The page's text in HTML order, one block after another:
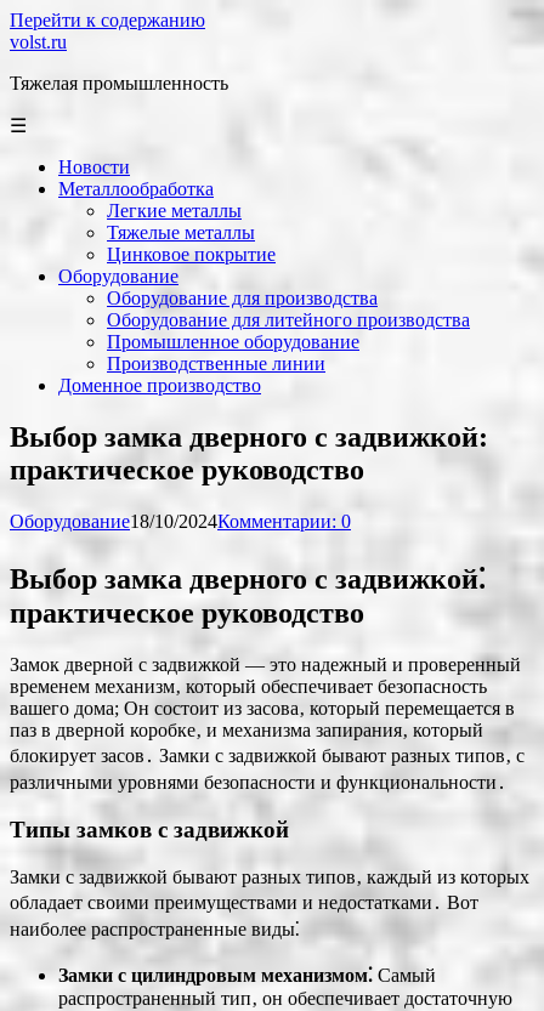
Перейти к содержанию
volst.ru
Тяжелая промышленность
☰
Новости
Металлообработка
Легкие металлы
Тяжелые металлы
Цинковое покрытие
Оборудование
Оборудование для производства
Оборудование для литейного производства
Промышленное оборудование
Производственные линии
Доменное производство
Выбор замка дверного с задвижкой:
практическое руководство
Оборудование18/10/2024Комментарии: 0
Выбор замка дверного с задвижкой⁚
практическое руководство
Замок дверной с задвижкой — это надежный и проверенный
временем механизм‚ который обеспечивает безопасность
вашего дома; Он состоит из засова‚ который перемещается в
паз в дверной коробке‚ и механизма запирания‚ который
блокирует засов․ Замки с задвижкой бывают разных типов‚ с
различными уровнями безопасности и функциональности․
Типы замков с задвижкой
Замки с задвижкой бывают разных типов‚ каждый из которых
обладает своими преимуществами и недостатками․ Вот
наиболее распространенные виды⁚
Замки с цилиндровым механизмом⁚ Самый
распространенный тип‚ он обеспечивает достаточную